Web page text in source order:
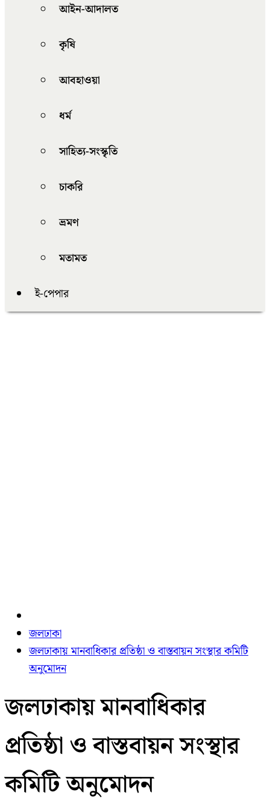
আইন-আদালত
কৃষি
আবহাওয়া
ধর্ম
সাহিত্য-সংস্কৃতি
চাকরি
ভ্রমণ
মতামত
ই-পেপার
জলঢাকা
জলঢাকায় মানবাধিকার প্রতিষ্ঠা ও বাস্তবায়ন সংস্থার কমিটি
অনুমোদন
জলঢাকায় মানবাধিকার
প্রতিষ্ঠা ও বাস্তবায়ন সংস্থার
কমিটি অনুমোদন